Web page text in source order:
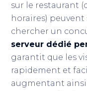
sur le restaurant
horaires)
chercher un
serveur dédié
garantit que les
rapidement et
augmentant ainsi